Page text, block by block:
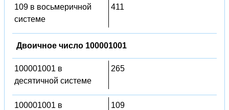
109 в восьмеричной
системе
411
Двоичное число 100001001
100001001 в
десятичной системе
265
100001001 в
109